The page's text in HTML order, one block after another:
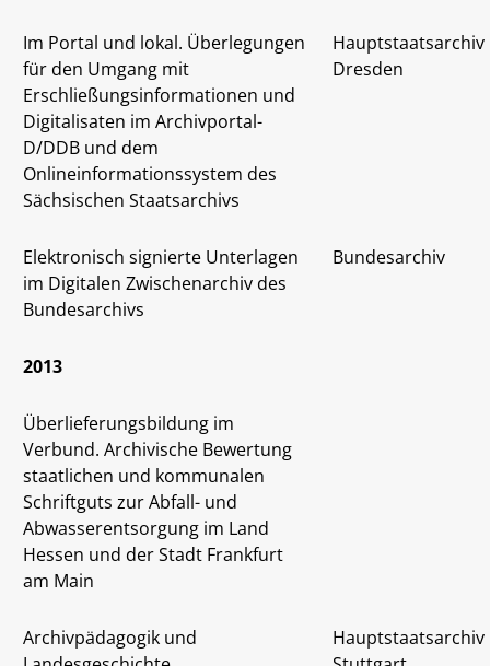
Im Portal und lokal. Überlegungen
für den Umgang mit
Erschließungsinformationen und
Digitalisaten im Archivportal-
D/DDB und dem
Onlineinformationssystem des
Sächsischen Staatsarchivs
Hauptstaatsarchiv
Dresden
Elektronisch signierte Unterlagen
im Digitalen Zwischenarchiv des
Bundesarchivs
Bundesarchiv
2013
Überlieferungsbildung im
Verbund. Archivische Bewertung
staatlichen und kommunalen
Schriftguts zur Abfall- und
Abwasserentsorgung im Land
Hessen und der Stadt Frankfurt
am Main
Archivpädagogik und
Hauptstaatsarchiv